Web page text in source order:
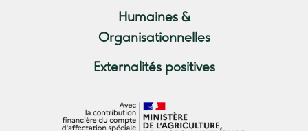
Humaines &
Organisationnelles
Externalités positives